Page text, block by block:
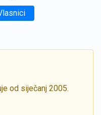
od siječanj 2005.